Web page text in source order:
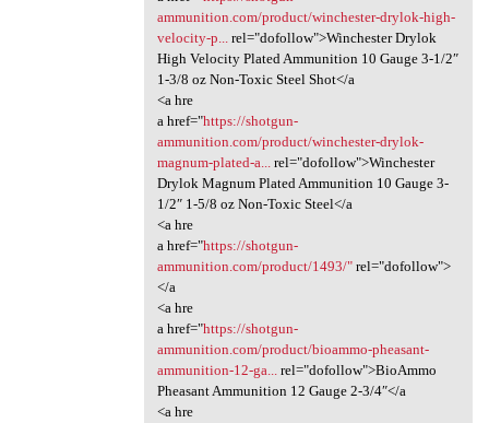
ammunition.com/product/winchester-drylok-high-
velocity-p...rel="dofollow">Winchester Drylok
High Velocity Plated Ammunition 10 Gauge 3-1/2″
1-3/8 oz Non-Toxic Steel Shot</a
<a hre
a href="https://shotgun-
ammunition.com/product/winchester-drylok-
magnum-plated-a...rel="dofollow">Winchester
Drylok Magnum Plated Ammunition 10 Gauge 3-
1/2″ 1-5/8 oz Non-Toxic Steel</a
<a hre
a href="https://shotgun-
ammunition.com/product/1493/"rel="dofollow">
</a
<a hre
a href="https://shotgun-
ammunition.com/product/bioammo-pheasant-
ammunition-12-ga...rel="dofollow">BioAmmo
Pheasant Ammunition 12 Gauge 2-3/4″</a
<a hre